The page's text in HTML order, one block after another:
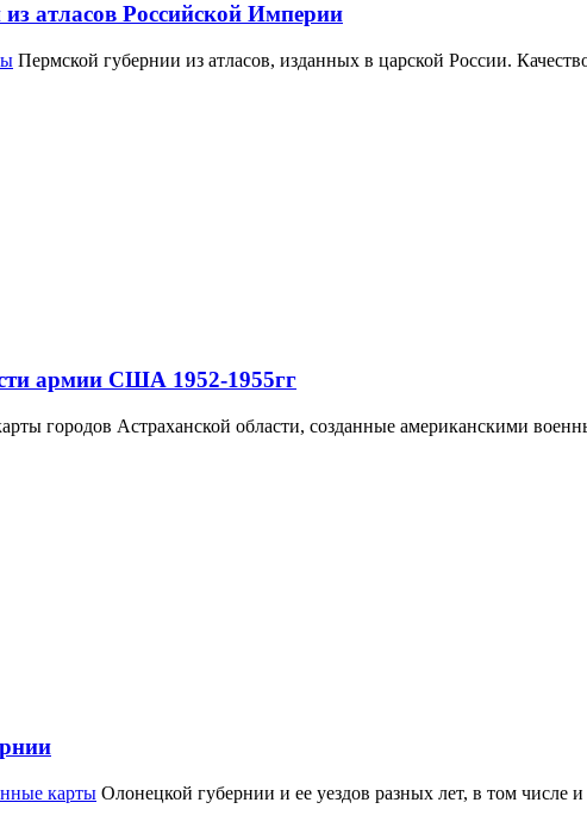
атласов Российской Империи
Пермской губернии из атласов, изданных в царской России.
армии США 1952-1955гг
городов Астраханской области, созданные американскими
карты Олонецкой губернии и ее уездов разных лет, в том числе